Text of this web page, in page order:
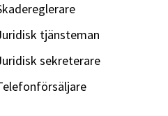
tjänsteman
sekreterare